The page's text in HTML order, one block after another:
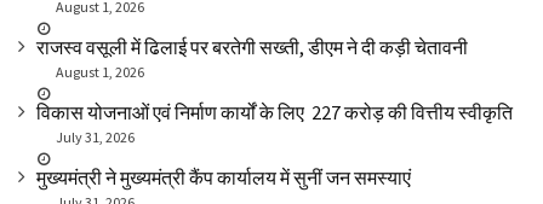
August 1, 2026
राजस्व वसूली में ढिलाई पर बरतेगी सख्ती, डीएम ने दी कड़ी चेतावनी
August 1, 2026
विकास योजनाओं एवं निर्माण कार्यों के लिए ₹ 227 करोड़ की वित्तीय स्वीकृति
July 31, 2026
मुख्यमंत्री ने मुख्यमंत्री कैंप कार्यालय में सुनीं जन समस्याएं